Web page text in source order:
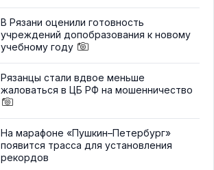
В Рязани оценили готовность
учреждений допобразования к новому
учебному году
Рязанцы стали вдвое меньше
жаловаться в ЦБ РФ на мошенничество
На марафоне «Пушкин–Петербург»
появится трасса для установления
рекордов